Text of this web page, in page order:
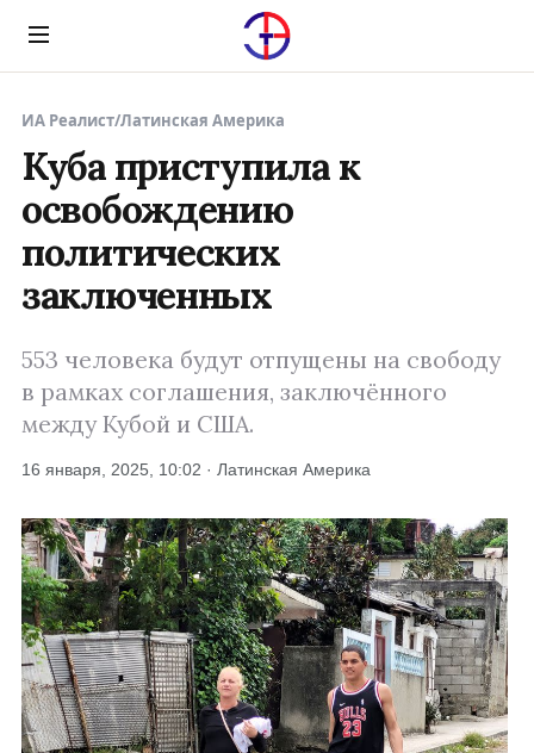
Menu
ИА Реалист/Латинская Америка
Куба приступила к
освобождению
политических
заключенных
553 человека будут отпущены на свободу
в рамках соглашения, заключённого
между Кубой и США.
16 января, 2025, 10:02 · Латинская Америка